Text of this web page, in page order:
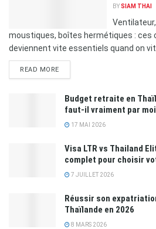
BYSIAM THAI
moustiques, boîtes hermétiques : ces
deviennent vite essentiels quand on
READ MORE
Budget retraite en
faut-il vraiment par
17 MAI 2026
Visa LTR vs Thailand
complet pour choisir
7 JUILLET 2026
Réussir son
Thaïlande en 2026
8 MARS 2026